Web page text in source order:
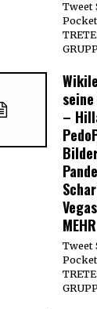
Tweet
–
MEHR
Tweet